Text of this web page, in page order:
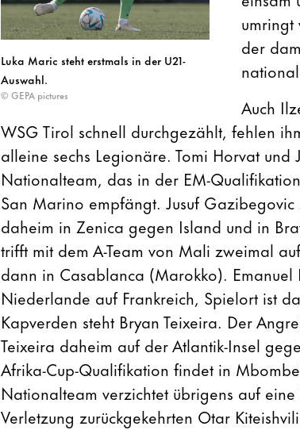
Luka Maric steht erstmals in der U21-
Auswahl.
© GEPA pictures
umringt
der
Auch
WSG Tirol schnell durchgezählt, fehlen
alleine sechs Legionäre. Tomi Horvat
Nationalteam, das in der EM-
San Marino empfängt. Jusuf
daheim in Zenica gegen Island und in
trifft mit dem A-Team von Mali zweimal
dann in Casablanca (Marokko).
Niederlande auf Frankreich, Spielort ist
Kapverden steht Bryan Teixeira. Der
Teixeira daheim auf der Atlantik-Insel
Afrika-Cup-Qualifikation findet in
Nationalteam verzichtet übrigens auf
Verletzung zurückgekehrten Otar